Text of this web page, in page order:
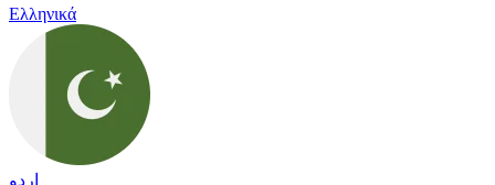
Ελληνικά
اردو